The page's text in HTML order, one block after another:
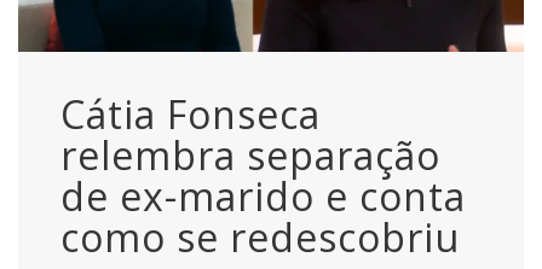
Cátia Fonseca
relembra separação
de ex-marido e conta
como se redescobriu